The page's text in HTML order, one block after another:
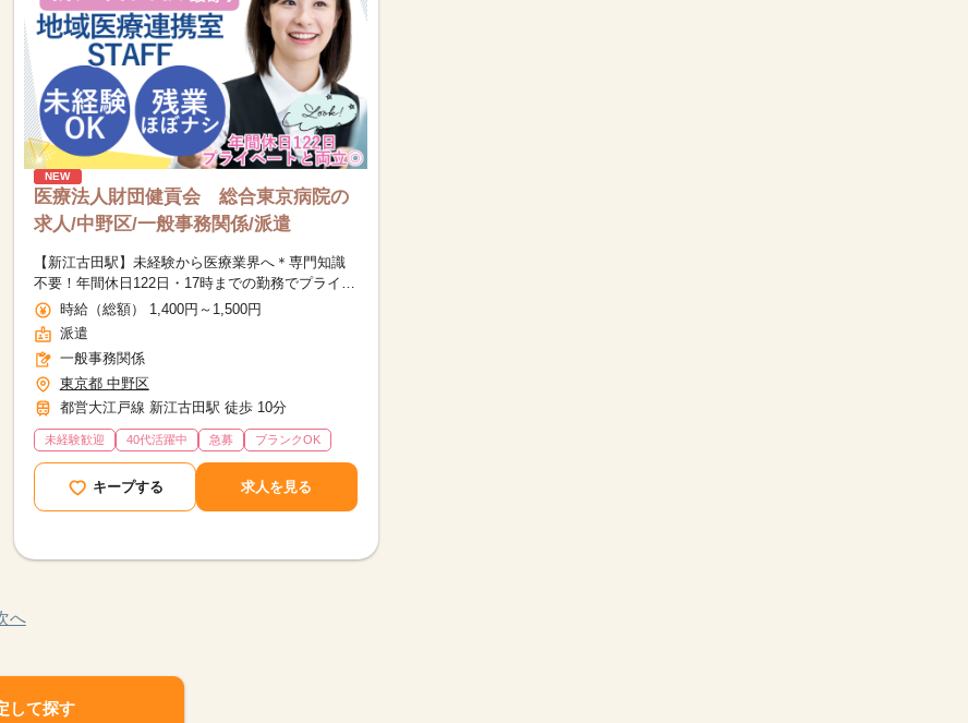
NEW
医療法人財団健貢会 総合東京病院の
求人/中野区/一般事務関係/派遣
【新江古田駅】未経験から医療業界へ＊専門知識
不要！年間休日122日・17時までの勤務でプライ
ベート充実
時給（総額） 1,400円～1,500円
派遣
一般事務関係
東京都 中野区
都営大江戸線 新江古田駅 徒歩 10分
未経験歓迎 40代活躍中 急募 ブランクOK
キープする 求人を見る
へ
して探す